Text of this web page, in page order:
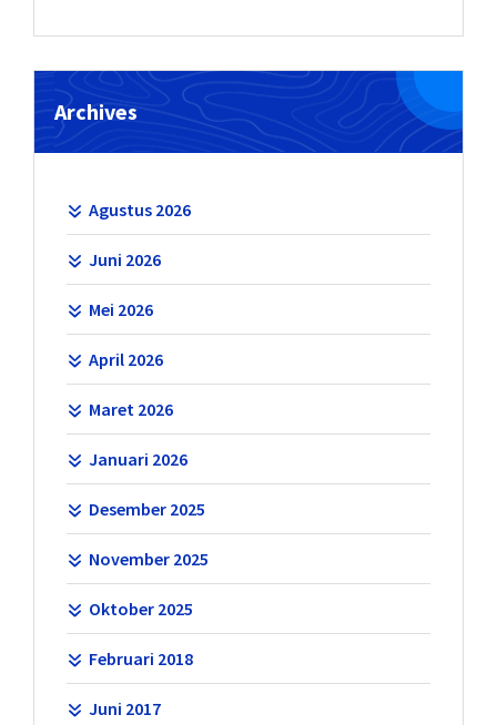
Archives
Agustus 2026
Juni 2026
Mei 2026
April 2026
Maret 2026
Januari 2026
Desember 2025
November 2025
Oktober 2025
Februari 2018
Juni 2017